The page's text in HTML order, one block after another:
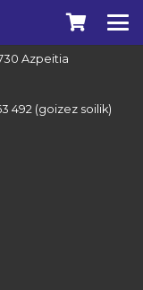
Azpeitia
492 (goizez soilik)